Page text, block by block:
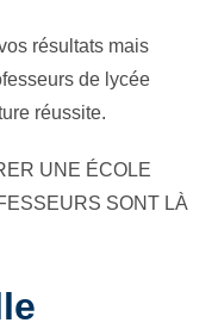
résultats mais
de lycée
réussite.
UNE ÉCOLE
SONT LÀ